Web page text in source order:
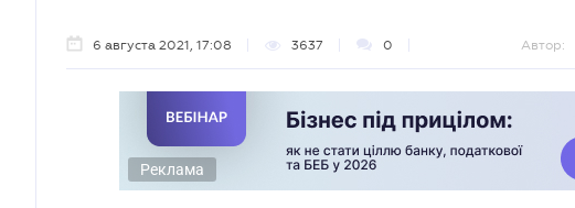
6 августа 2021, 17:08 3637 0 Автор:
Реклама